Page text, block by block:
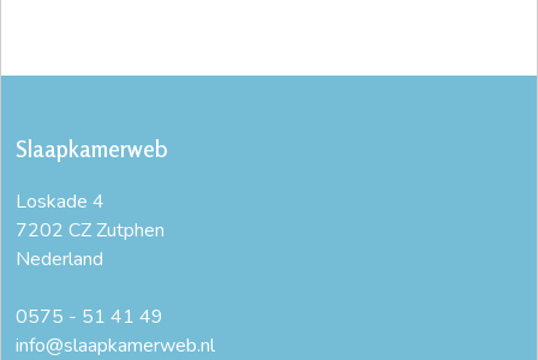
Slaapkamerweb
Loskade 4
7202 CZ Zutphen
Nederland
0575 - 51 41 49
info@slaapkamerweb.nl